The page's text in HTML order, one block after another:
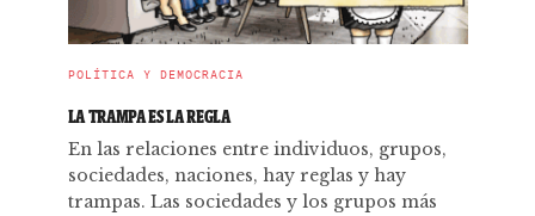
POLÍTICA Y DEMOCRACIA
LA TRAMPA ES LA REGLA
En las relaciones entre individuos, grupos,
sociedades, naciones, hay reglas y hay
trampas. Las sociedades y los grupos más